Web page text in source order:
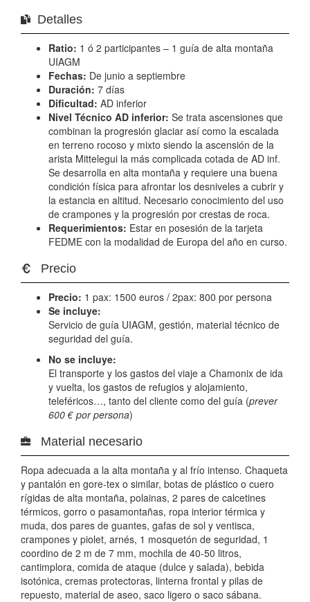
Detalles
Ratio: 1 ó 2 participantes – 1 guía de alta montaña
UIAGM
Fechas: De junio a septiembre
Duración: 7 días
Dificultad: AD inferior
Nivel Técnico AD inferior: Se trata ascensiones que
combinan la progresión glaciar así como la escalada
en terreno rocoso y mixto siendo la ascensión de la
arista Mittelegui la más complicada cotada de AD inf.
Se desarrolla en alta montaña y requiere una buena
condición física para afrontar los desniveles a cubrir y
la estancia en altitud. Necesario conocimiento del uso
de crampones y la progresión por crestas de roca.
Requerimientos: Estar en posesión de la tarjeta
FEDME con la modalidad de Europa del año en curso.
Precio
Precio: 1 pax: 1500 euros / 2pax: 800 por persona
Se incluye:
Servicio de guía UIAGM, gestión, material técnico de
seguridad del guía.
No se incluye:
El transporte y los gastos del viaje a Chamonix de ida
y vuelta, los gastos de refugios y alojamiento,
teleféricos…, tanto del cliente como del guía (prever
600 € por persona)
Material necesario
Ropa adecuada a la alta montaña y al frío intenso. Chaqueta
y pantalón en gore-tex o similar, botas de plástico o cuero
rígidas de alta montaña, polainas, 2 pares de calcetines
térmicos, gorro o pasamontañas, ropa interior térmica y
muda, dos pares de guantes, gafas de sol y ventisca,
crampones y piolet, arnés, 1 mosquetón de seguridad, 1
coordino de 2 m de 7 mm, mochila de 40-50 litros,
cantimplora, comida de ataque (dulce y salada), bebida
isotónica, cremas protectoras, linterna frontal y pilas de
repuesto, material de aseo, saco ligero o saco sábana.